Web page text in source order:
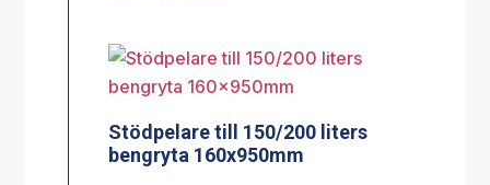
Stödpelare till 150/200 liters
bengryta 160x950mm